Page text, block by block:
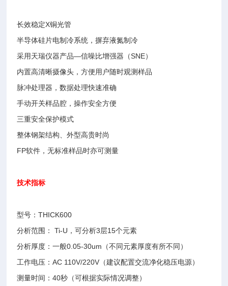
长效稳定X铜光管
半导体硅片电制冷系统，摒弃液氮制冷
采用天瑞仪器产品—信噪比增强器（SNE）
内置高清晰摄像头，方便用户随时观测样品
脉冲处理器，数据处理快速准确
手动开关样品腔，操作安全方便
三重安全保护模式
整体钢架结构、外型高贵时尚
FP软件，无标准样品时亦可测量
技术指标
型号：THICK600
分析范围： Ti-U，可分析3层15个元素
分析厚度：一般0.05-30um（不同元素厚度有所不同）
工作电压：AC 110V/220V（建议配置交流净化稳压电源）
测量时间：40秒（可根据实际情况调整）